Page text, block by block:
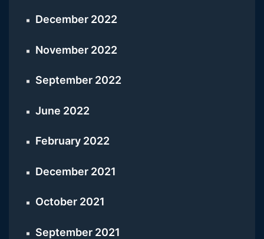
December 2022
November 2022
September 2022
June 2022
February 2022
December 2021
October 2021
September 2021